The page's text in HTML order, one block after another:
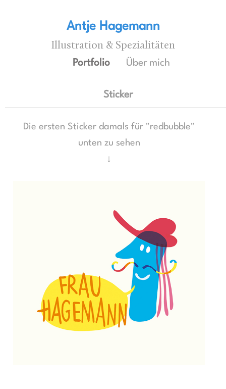
Antje Hagemann
Illustration & Spezialitäten
Portfolio Über mich
Sticker
Die ersten Sticker damals für "redbubble"
unten zu sehen
↓